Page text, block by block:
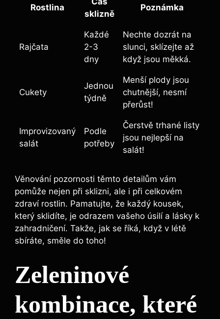
Rostlina
sklizně
Poznámka
Rajčata
Každé
2-3
dny
Nechte dozrát na
slunci, sklízejte až
když jsou měkká.
Cukety
Jednou
týdně
Menší plody jsou
chutnější, nesmí
přerůst!
Improvizovaný
salát
Podle
potřeby
Čerstvě trhané listy
jsou nejlepší na
salát!
Věnování pozornosti těmto detailům vám
pomůže nejen při sklizni, ale i při celkovém
zdraví rostlin. Pamatujte, že každý kousek,
který sklidíte, je odrazem vašeho úsilí a lásky k
zahradničení. Takže, jak se říká, když v létě
sbíráte, směle do toho!
Zeleninové
kombinace, které